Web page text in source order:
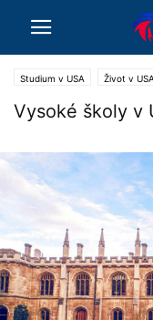
Studium v USA Život v USA
Vysoké školy v